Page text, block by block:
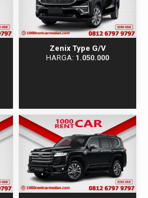
Zenix Type G/V
HARGA: 1.050.000